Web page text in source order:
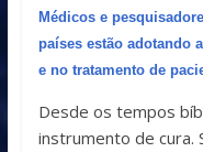
Médicos e
países estão adotando
e no tratamento de
Desde os tempos
instrumento de cura.